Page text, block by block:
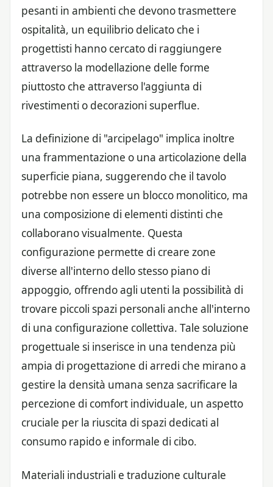
pesanti in ambienti che devono trasmettere
ospitalità, un equilibrio delicato che i
progettisti hanno cercato di raggiungere
attraverso la modellazione delle forme
piuttosto che attraverso l'aggiunta di
rivestimenti o decorazioni superflue.
La definizione di "arcipelago" implica inoltre
una frammentazione o una articolazione della
superficie piana, suggerendo che il tavolo
potrebbe non essere un blocco monolitico, ma
una composizione di elementi distinti che
collaborano visualmente. Questa
configurazione permette di creare zone
diverse all'interno dello stesso piano di
appoggio, offrendo agli utenti la possibilità di
trovare piccoli spazi personali anche all'interno
di una configurazione collettiva. Tale soluzione
progettuale si inserisce in una tendenza più
ampia di progettazione di arredi che mirano a
gestire la densità umana senza sacrificare la
percezione di comfort individuale, un aspetto
cruciale per la riuscita di spazi dedicati al
consumo rapido e informale di cibo.
Materiali industriali e traduzione culturale